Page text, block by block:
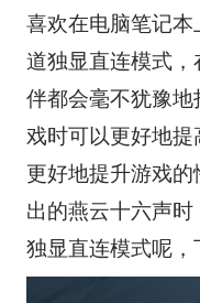
喜欢在电脑笔记
道独显直连模式
伴都会毫不犹豫
戏时可以更好地
更好地提升游戏
出的燕云十六声
独显直连模式呢，